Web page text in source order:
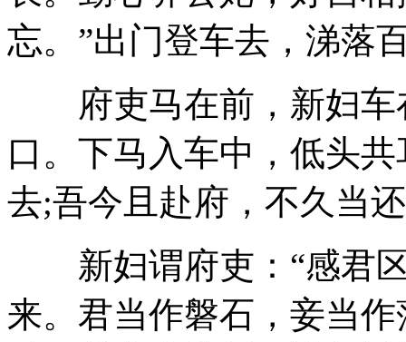
忘。”出门登车去，涕落
府吏马在前，新妇车
口。下马入车中，低头
去;吾今且赴府，不久当
新妇谓府吏：“感君区
来。君当作磐石，妾当